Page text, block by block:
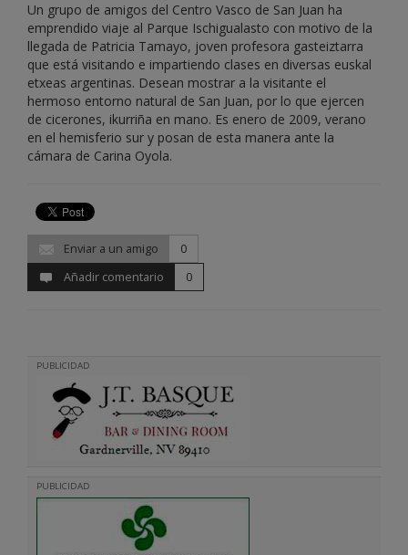
Un grupo de amigos del Centro Vasco de San Juan ha
emprendido viaje al Parque Ischigualasto con motivo de la
llegada de Patricia Tamayo, joven profesora gasteiztarra
que está visitando e impartiendo clases en diversas euskal
etxeas argentinas. Desean mostrar a la visitante el
hermoso entorno natural de San Juan, por lo que ejercen
de cicerones, ikurriña en mano. Es enero de 2009, verano
en el hemisferio sur y posan de esta manera ante la
cámara de Carina Oyola.
Enviar a un amigo
0
Añadir comentario
0
PUBLICIDAD
PUBLICIDAD